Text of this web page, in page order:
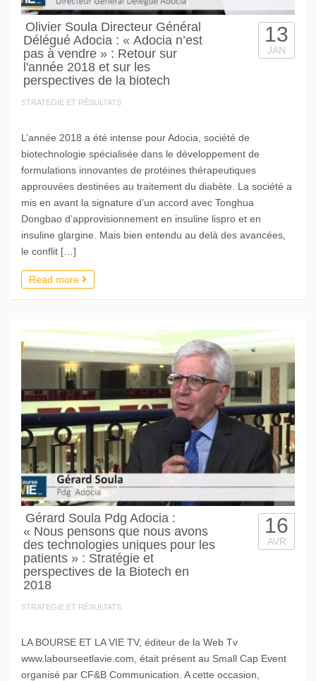
Olivier Soula Directeur Général
Délégué Adocia : « Adocia n’est
pas à vendre » : Retour sur
l'année 2018 et sur les
perspectives de la biotech
STRATEGIE ET RÉSULTATS
13
JAN
L’année 2018 a été intense pour Adocia, société de
biotechnologie spécialisée dans le développement de
formulations innovantes de protéines thérapeutiques
approuvées destinées au traitement du diabète. La société a
mis en avant la signature d’un accord avec Tonghua
Dongbao d’approvisionnement en insuline lispro et en
insuline glargine. Mais bien entendu au delà des avancées,
le conflit […]
Read more
Gérard Soula Pdg Adocia :
« Nous pensons que nous avons
des technologies uniques pour les
patients » : Stratégie et
perspectives de la Biotech en
2018
STRATEGIE ET RÉSULTATS
16
AVR
LA BOURSE ET LA VIE TV, éditeur de la Web Tv
www.labourseetlavie.com, était présent au Small Cap Event
organisé par CF&B Communication. A cette occasion,